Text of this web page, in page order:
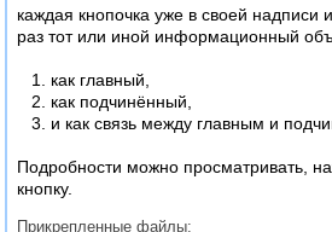
каждая кнопочка уже в своей надписи
раз тот или иной информационный
как главный,
как подчинённый,
и как связь между главным и
Подробности можно просматривать,
кнопку.
Прикрепленные файлы: